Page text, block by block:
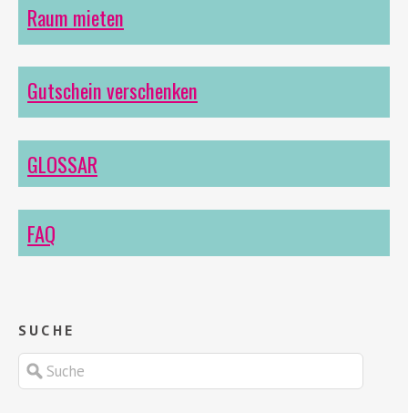
Raum mieten
Gutschein verschenken
GLOSSAR
FAQ
SUCHE